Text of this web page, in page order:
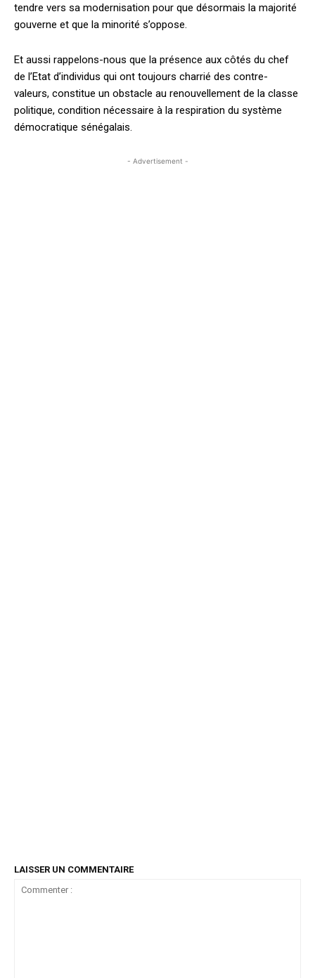
tendre vers sa modernisation pour que désormais la majorité
gouverne et que la minorité s’oppose.
Et aussi rappelons-nous que la présence aux côtés du chef
de l’Etat d’individus qui ont toujours charrié des contre-
valeurs, constitue un obstacle au renouvellement de la classe
politique, condition nécessaire à la respiration du système
démocratique sénégalais.
- Advertisement -
LAISSER UN COMMENTAIRE